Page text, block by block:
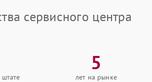
сервисного центра
5
лет на рынке